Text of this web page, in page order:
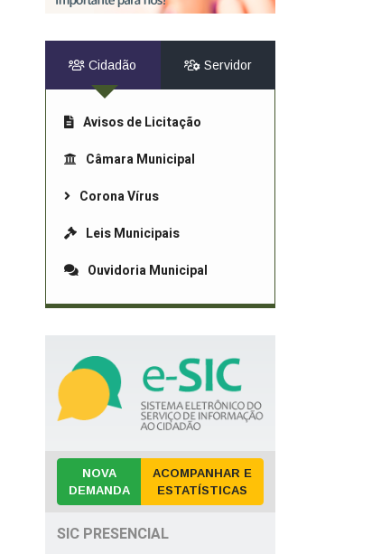
Cidadão Servidor
Avisos de Licitação
Câmara Municipal
Corona Vírus
Leis Municipais
Ouvidoria Municipal
NOVA
DEMANDA
ACOMPANHAR E
ESTATÍSTICAS
SIC PRESENCIAL